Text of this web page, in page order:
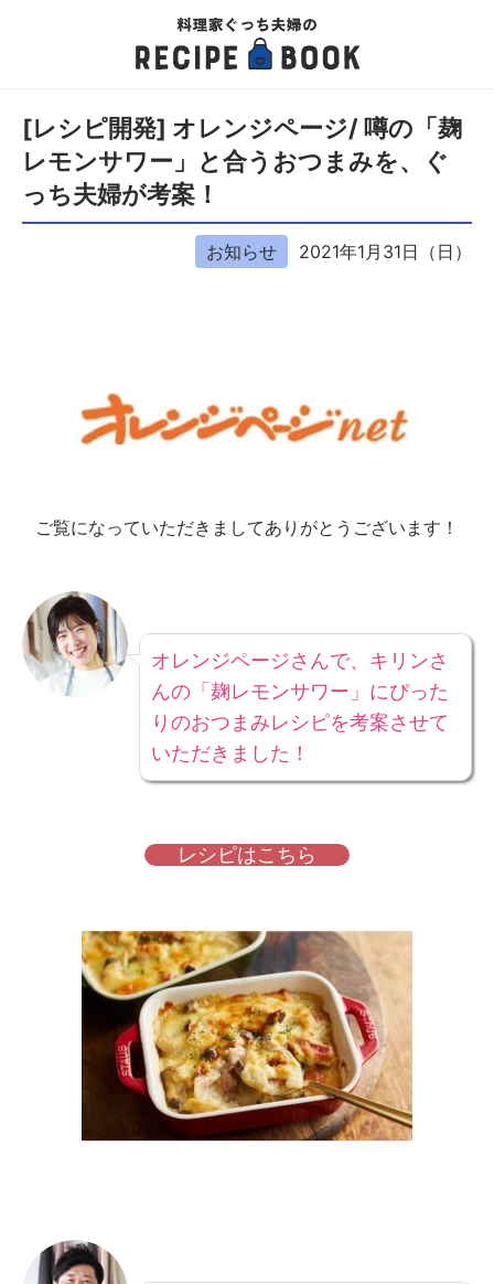
[レシピ開発] オレンジページ/ 噂の「麹
レモンサワー」と合うおつまみを、ぐ
っち夫婦が考案！
お知らせ 2021年1月31日（日）
ご覧になっていただきましてありがとうございます！
オレンジページさんで、キリンさ
んの「麹レモンサワー」にぴった
りのおつまみレシピを考案させて
いただきました！
レシピはこちら